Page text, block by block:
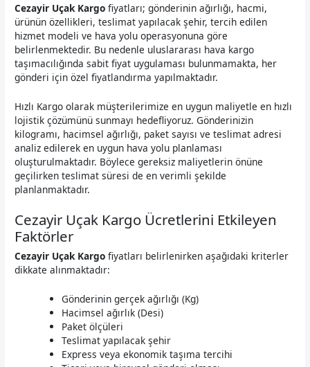
Cezayir Uçak Kargo fiyatları; gönderinin ağırlığı, hacmi,
ürünün özellikleri, teslimat yapılacak şehir, tercih edilen
hizmet modeli ve hava yolu operasyonuna göre
belirlenmektedir. Bu nedenle uluslararası hava kargo
taşımacılığında sabit fiyat uygulaması bulunmamakta, her
gönderi için özel fiyatlandırma yapılmaktadır.
Hızlı Kargo olarak müşterilerimize en uygun maliyetle en hızlı
lojistik çözümünü sunmayı hedefliyoruz. Gönderinizin
kilogramı, hacimsel ağırlığı, paket sayısı ve teslimat adresi
analiz edilerek en uygun hava yolu planlaması
oluşturulmaktadır. Böylece gereksiz maliyetlerin önüne
geçilirken teslimat süresi de en verimli şekilde
planlanmaktadır.
Cezayir Uçak Kargo Ücretlerini Etkileyen
Faktörler
Cezayir Uçak Kargo fiyatları belirlenirken aşağıdaki kriterler
dikkate alınmaktadır:
Gönderinin gerçek ağırlığı (Kg)
Hacimsel ağırlık (Desi)
Paket ölçüleri
Teslimat yapılacak şehir
Express veya ekonomik taşıma tercihi